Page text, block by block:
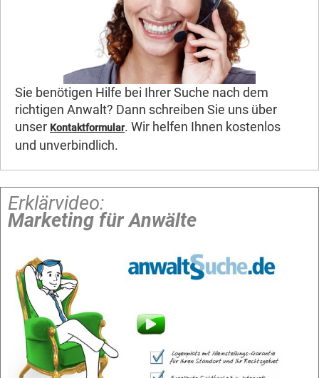
Sie benötigen Hilfe bei Ihrer Suche nach dem
richtigen Anwalt? Dann schreiben Sie uns über
unser Kontaktformular. Wir helfen Ihnen kostenlos
und unverbindlich.
Erklärvideo:
Marketing für Anwälte